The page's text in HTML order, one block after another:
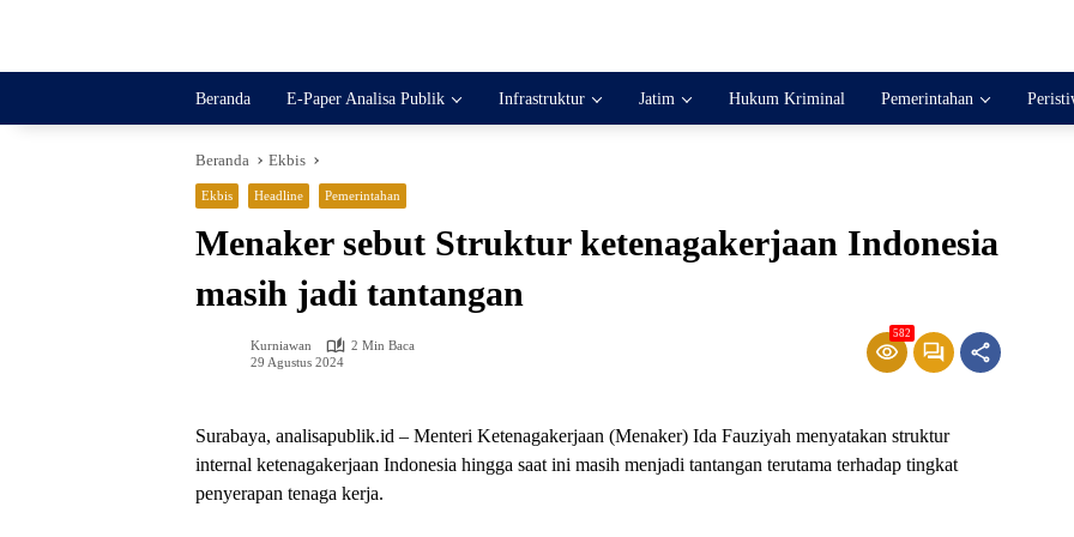
Beranda E-Paper Analisa Publik Infrastruktur Jatim Hukum Kriminal Pemerintahan
Beranda Ekbis
Ekbis Headline Pemerintahan
Menaker sebut Struktur ketenagakerjaan Indonesia
masih jadi tantangan
Kurniawan
2 Min Baca
29 Agustus 2024
582
Surabaya, analisapublik.id – Menteri Ketenagakerjaan (Menaker) Ida Fauziyah menyatakan struktur
internal ketenagakerjaan Indonesia hingga saat ini masih menjadi tantangan terutama terhadap tingkat
penyerapan tenaga kerja.